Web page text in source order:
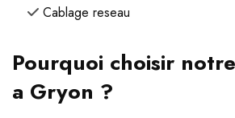
Cablage reseau
Pourquoi choisir
a Gryon ?